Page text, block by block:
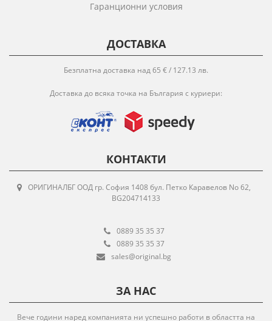
Гаранционни условия
ДОСТАВКА
Безплатна доставка над 65 € / 127.13 лв.
Доставка до всяка точка на България с куриери:
КОНТАКТИ
ОРИГИНАЛБГ ООД гр. София 1408 бул. Петко Каравелов No 62,
BG204714133
0889 35 35 37
0889 35 35 37
sales@original.bg
ЗА НАС
Вече години наред компанията ни успешно работи в областта на